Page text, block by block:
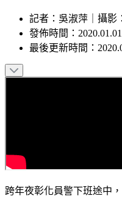
記者 ： 吳淑萍 攝影
發佈時間：
最後更新時間：
跨年夜彰化員警下班途中